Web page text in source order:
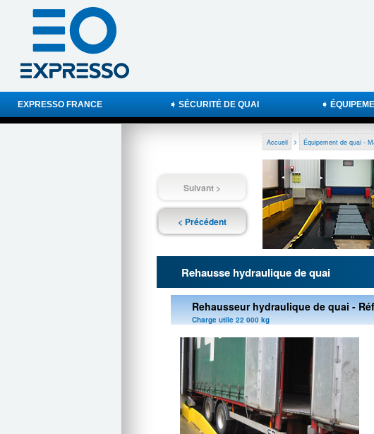
EXPRESSO FRANCE ➧ SÉCURITÉ DE QUAI ➧
Suivant >
< Précédent
Accueil > Équipement de quai -
Rehausse hydraulique de quai
Rehausseur hydraulique de quai -
Charge utile 22 000 kg